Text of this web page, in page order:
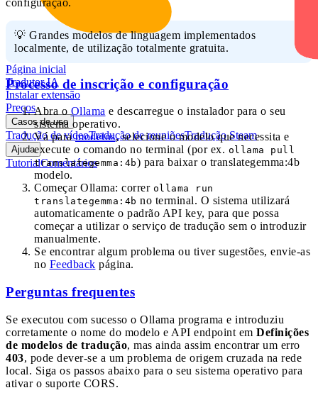
Página inicial
Tradutor IA
Instalar extensão
Preços
Casos de uso
Tradução de vídeoTradução de reuniõesTradução Steam
Ajuda
TutorialComentários
💡 Grandes modelos de linguagem implementados
localmente, de utilização totalmente gratuita.
Processo de inscrição e configuração
Abra o Ollama e descarregue o instalador para o seu
sistema operativo.
Vá paramodelos, selecione o modelo que necessita e
execute o comando no terminal (por ex. ollama pull
translategemma:4b) para baixar o translategemma:4b
modelo.
Começar Ollama: correr ollama run
translategemma:4b no terminal. O sistema utilizará
automaticamente o padrão API key, para que possa
começar a utilizar o serviço de tradução sem o introduzir
manualmente.
Se encontrar algum problema ou tiver sugestões, envie-as
no Feedback página.
Perguntas frequentes
Se executou com sucesso o Ollama programa e introduziu
corretamente o nome do modelo e API endpoint em Definições
de modelos de tradução, mas ainda assim encontrar um erro
403, pode dever-se a um problema de origem cruzada na rede
local. Siga os passos abaixo para o seu sistema operativo para
ativar o suporte CORS.